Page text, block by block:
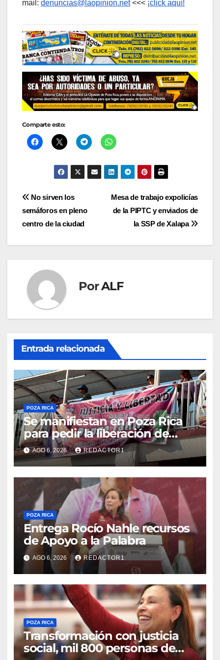
mail: denuncias@laopinion.net<<< ¡click aquí!
Comparte esto:
Navegación
de
entradas
Mesa de trabajo expolicías
de la PIPTC y enviados de
la SSP de Xalapa
No sirven los
semáforos en pleno
centro de la ciudad
PorALF
Entrada relacionada
POZA RICA
Se manifiestan en Poza Rica
para pedir la liberación de
Danna Yanina y el
esclarecimiento del caso
Dafne
AGO 6, 2026 REDACTOR1
POZA RICA
Entrega Rocío Nahle recursos
de Apoyo a la Palabra
AGO 6, 2026 REDACTOR1
POZA RICA
Transformación con justicia
social, mil 800 personas de